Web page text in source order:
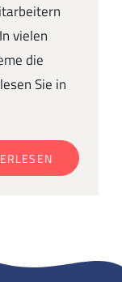
vielen
die
Sie in